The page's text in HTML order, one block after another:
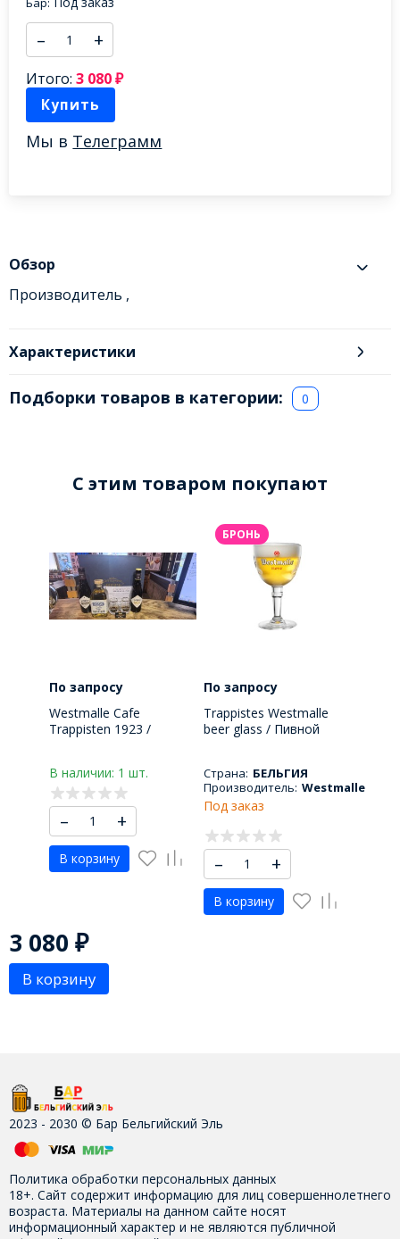
– +
Итого:3 080₽
Купить
Мы в Телеграмм
Обзор
Производитель ,
Характеристики
Подборки товаров в категории: 0
C этим товаром покупают
По запросу
Westmalle Cafe
Trappisten 1923 /
траппистен 2023
В наличии: 1 шт.
– +
В корзину
БРОНЬ
По запросу
Trappistes Westmalle
beer glass / Пивной
Страна: БЕЛЬГИЯ
Производитель: Westmalle
Под заказ
– +
В корзину
3 080 ₽
В корзину
2023 - 2030 © Бар Бельгийский Эль
Политика обработки персональных данных
18+. Сайт содержит информацию для лиц совершеннолетнего
возраста. Материалы на данном сайте носят
информационный характер и не являются публичной